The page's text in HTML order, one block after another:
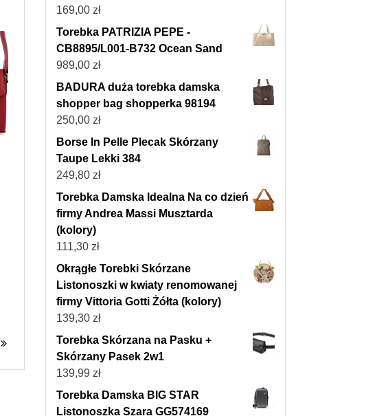
169,00 zł
Torebka PATRIZIA PEPE -
CB8895/L001-B732 Ocean Sand
989,00 zł
BADURA duża torebka damska
shopper bag shopperka 98194
250,00 zł
Borse In Pelle Plecak Skórzany
Taupe Lekki 384
249,80 zł
Torebka Damska Idealna Na co dzień
firmy Andrea Massi Musztarda
(kolory)
111,30 zł
Okrągłe Torebki Skórzane
Listonoszki w kwiaty renomowanej
firmy Vittoria Gotti Żółta (kolory)
139,30 zł
Torebka Skórzana na Pasku +
Skórzany Pasek 2w1
139,99 zł
Torebka Damska BIG STAR
Listonoszka Szara GG574169